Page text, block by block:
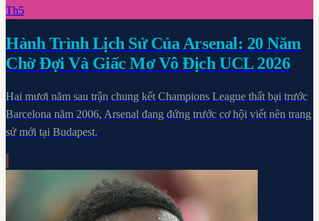
Th5
Hành Trình Lịch Sử Của Arsenal: 20 Năm
Chờ Đợi Và Giấc Mơ Vô Địch UCL 2026
Hai mươi năm sau trận chung kết Champions League thất bại trước
Barcelona năm 2006, Arsenal đang đứng trước cơ hội viết nên trang
sử mới tại Budapest.